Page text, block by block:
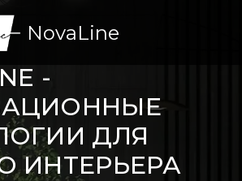
NovaLine
-
ДЛЯ
ИНТЕРЬЕРА